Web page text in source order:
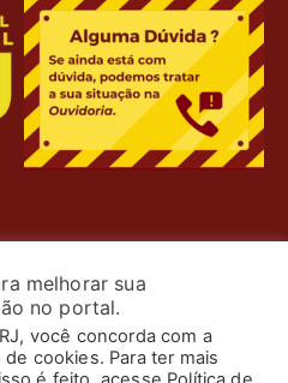
melhorar sua
no portal.
você concorda com a
cookies. Para ter mais